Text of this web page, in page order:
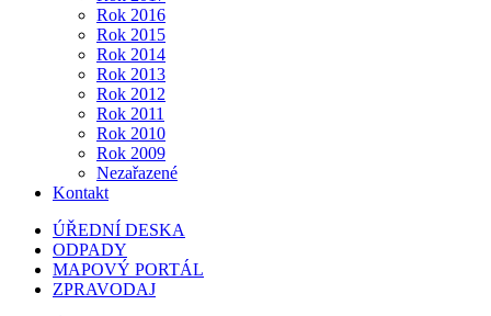
Rok 2016
Rok 2015
Rok 2014
Rok 2013
Rok 2012
Rok 2011
Rok 2010
Rok 2009
Nezařazené
Kontakt
ÚŘEDNÍ DESKA
ODPADY
MAPOVÝ PORTÁL
ZPRAVODAJ